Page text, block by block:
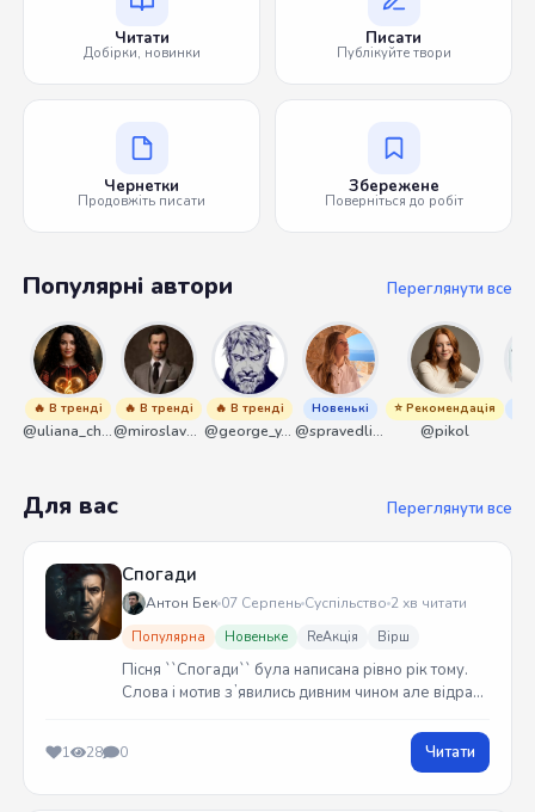
Читати
Добірки, новинки
Писати
Публікуйте твори
Чернетки
Продовжіть писати
Збережене
Поверніться до робіт
Популярні автори Переглянути все
🔥 В тренді
@uliana_chernenko
🔥 В тренді
@miroslavmaniyk
🔥 В тренді
@george_y_lawlett
Новенькі
@spravedliwa
⭐ Рекомендація
@pikol
Для вас Переглянути все
Спогади
Антон Бек 07 Серпень Суспільство 2 хв читати
Популярна Новеньке ReАкція Вірш
Пісня ``Спогади`` була написана рівно рік тому.
Слова і мотив зʼявились дивним чином але відразу
1 28 0 Читати